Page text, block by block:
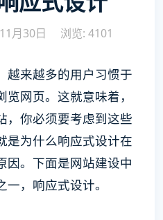
月30日 浏览: 4101
越来越多的用户习惯于
网页。这就意味着，
，你必须要考虑到这些
是为什么响应式设计在
因。下面是网站建设中
，响应式设计。